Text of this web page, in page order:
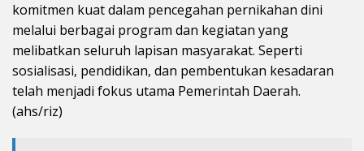
komitmen kuat dalam pencegahan pernikahan dini
melalui berbagai program dan kegiatan yang
melibatkan seluruh lapisan masyarakat. Seperti
sosialisasi, pendidikan, dan pembentukan kesadaran
telah menjadi fokus utama Pemerintah Daerah.
(ahs/riz)